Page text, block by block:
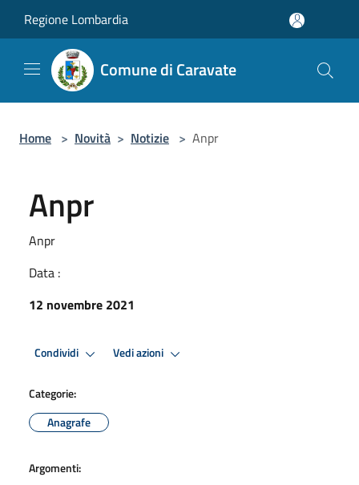
Regione Lombardia
Comune di Caravate
Home > Novità > Notizie > Anpr
Anpr
Anpr
Data :
12 novembre 2021
Condividi Vedi azioni
Categorie:
Anagrafe
Argomenti: